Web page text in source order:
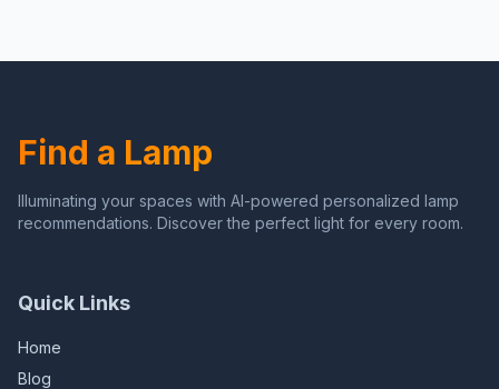
Find a Lamp
Illuminating your spaces with AI-powered personalized lamp
recommendations. Discover the perfect light for every room.
Quick Links
Home
Blog